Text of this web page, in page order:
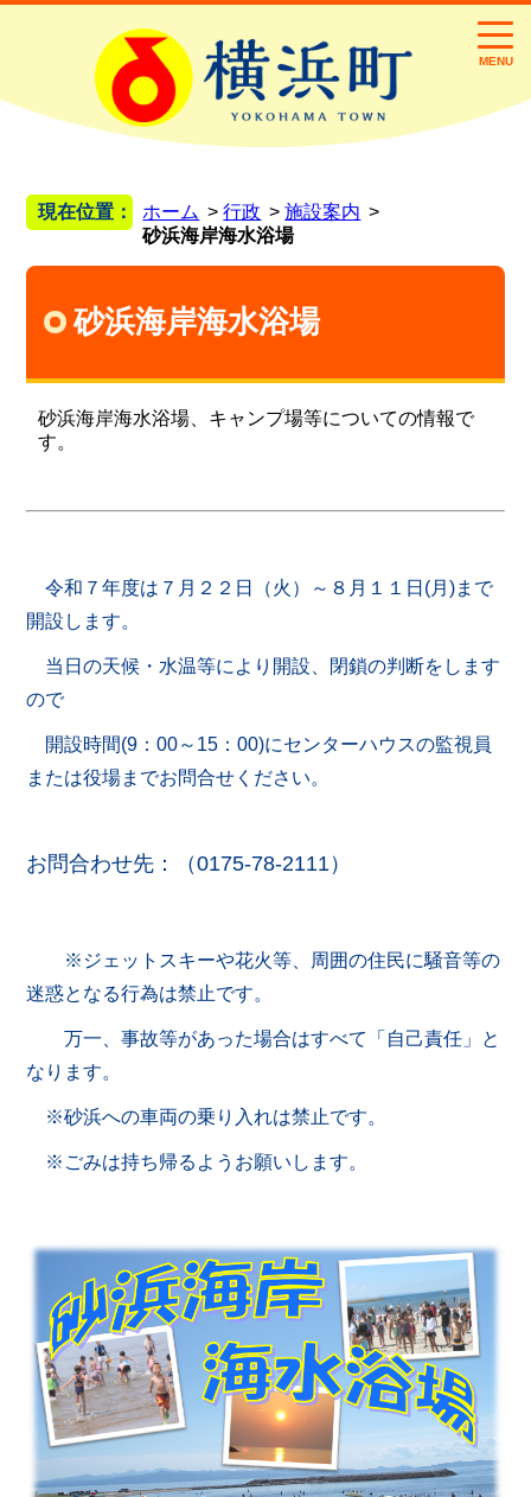
MENU
現在位置： ホーム 行政
施設案内
砂浜海岸海水浴場
砂浜海岸海水浴場
砂浜海岸海水浴場、キャンプ場等についての情報で
す。
令和７年度は７月２２日（火）～８月１１日(月)まで
開設します。
当日の天候・水温等により開設、閉鎖の判断をします
ので
開設時間(9：00～15：00)にセンターハウスの監視員
または役場までお問合せください。
お問合わせ先：（0175-78-2111）
※ジェットスキーや花火等、周囲の住民に騒音等の
迷惑となる行為は禁止です。
万一、事故等があった場合はすべて「自己責任」と
なります。
※砂浜への車両の乗り入れは禁止です。
※ ごみは持ち帰るようお願いします。